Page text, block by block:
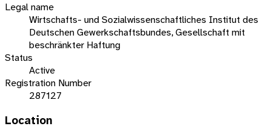
Legal name
Wirtschafts- und Sozialwissenschaftliches Institut des
Deutschen Gewerkschaftsbundes, Gesellschaft mit
beschränkter Haftung
Status
Active
Registration Number
287127
Location